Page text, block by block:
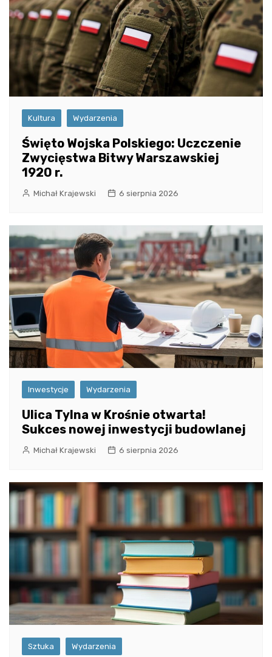
Kultura Wydarzenia
Święto Wojska Polskiego: Uczczenie
Zwycięstwa Bitwy Warszawskiej
1920 r.
Michał Krajewski 6 sierpnia 2026
Inwestycje Wydarzenia
Ulica Tylna w Krośnie otwarta!
Sukces nowej inwestycji budowlanej
Michał Krajewski 6 sierpnia 2026
Sztuka Wydarzenia